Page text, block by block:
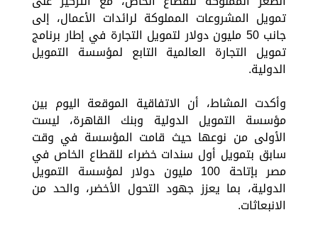
تمويل المشروعات المملوكة لرائدات الأعمال، إلى
جانب 50 مليون دولار لتمويل التجارة في إطار برنامج
تمويل التجارة العالمية التابع لمؤسسة التمويل
الدولية.
وأكدت المشاط، أن الاتفاقية الموقعة اليوم بين
مؤسسة التمويل الدولية وبنك القاهرة، ليست
الأولى من نوعها حيث قامت المؤسسة في وقت
سابق بتمويل أول سندات خضراء للقطاع الخاص في
مصر بإتاحة 100 مليون دولار لمؤسسة التمويل
الدولية، بما يعزز جهود التحول الأخضر، والحد من
الانبعاثات.